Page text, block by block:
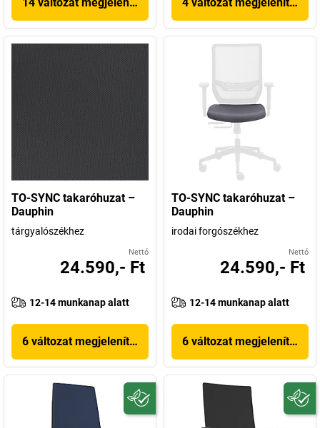
TO-SYNC takaróhuzat –
Dauphin
tárgyalószékhez
Nettó
24.590,- Ft
12-14 munkanap alatt
6 változat megjelenítése
TO-SYNC takaróhuzat –
Dauphin
irodai forgószékhez
Nettó
24.590,- Ft
12-14 munkanap alatt
6 változat megjelenítése